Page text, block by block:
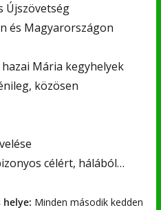
Újszövetség
és Magyarországon
Mária kegyhelyek
közösen
célért, hálából…
helye: Minden második kedden